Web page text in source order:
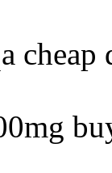
cheap